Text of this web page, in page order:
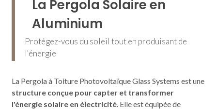
La Pergola Solaire en
Aluminium
Protégez-vous du soleil tout en produisant de
l'énergie
La Pergola à Toiture Photovoltaïque Glass Systems est une
structure conçue pour capter et transformer
l'énergie solaire en électricité . Elle est équipée de